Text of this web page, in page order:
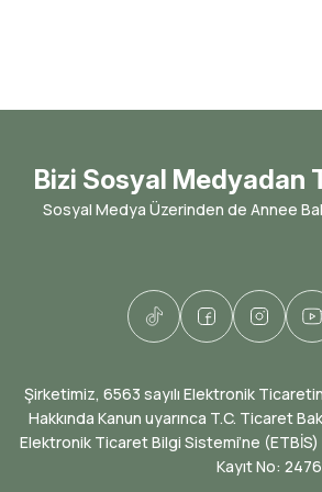
Bizi Sosyal Medyadan
Sosyal Medya Üzerinden de Annee
​Şirketimiz, 6563 sayılı Elektronik
Hakkında Kanun uyarınca T.C. Ticaret
Elektronik Ticaret Bilgi Sistemi’ne (ETBİS)
Kayıt No: